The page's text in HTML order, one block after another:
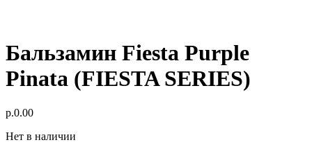
Бальзамин Fiesta Purple
Pinata (FIESTA SERIES)
р.0.00
Нет в наличии